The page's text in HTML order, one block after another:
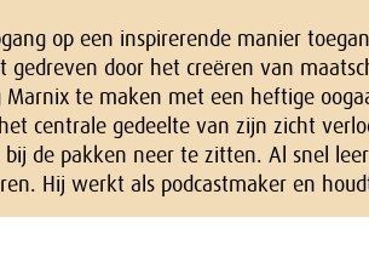
op een inspirerende manier
gedreven door het creëren van
te maken met een heftige
centrale gedeelte van zijn zicht
de pakken neer te zitten. Al snel
Hij werkt als podcastmaker en